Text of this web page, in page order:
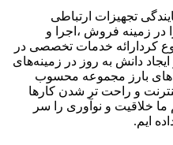
تجهیزات ارتباطی
۱۳۸۵ کار خود را در زمینه فروش ،اجرا و
کردارائه خدمات تخصصی در
دانش به‌ روز در زمینه‌های
بارز مجموعه محسوب
و راحت تر شدن کارها
خلاقیت و نوآوری را سر
ایم.